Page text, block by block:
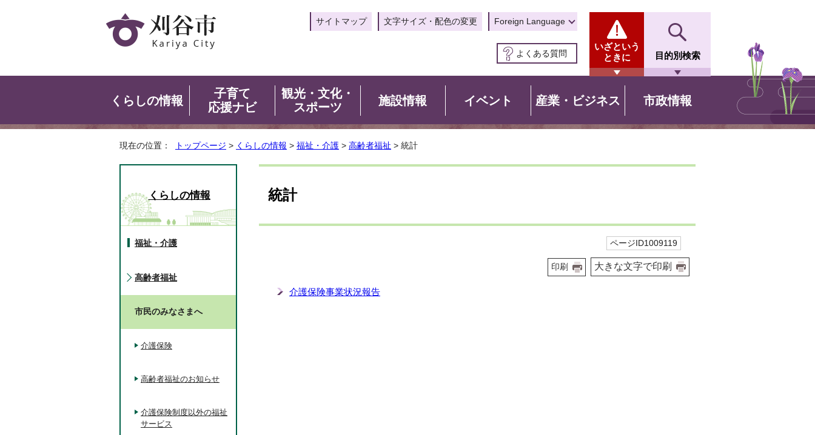
サイトマップ 文字サイズ・配色の変更 Foreign Language
よくある質問
いざという
ときに
目的別検索
くらしの情報
子育て
応援ナビ
観光・文化・
スポーツ
施設情報 イベント 産業・ビジネス 市政情報
現在の位置： トップページ > くらしの情報 > 福祉・介護 > 高齢者福祉 > 統計
統計
ページID1009119
印刷 大きな文字で印刷
介護保険事業状況報告
くらしの情報
福祉・介護
高齢者福祉
市民のみなさまへ
介護保険
高齢者福祉のお知らせ
介護保険制度以外の福祉
サービス